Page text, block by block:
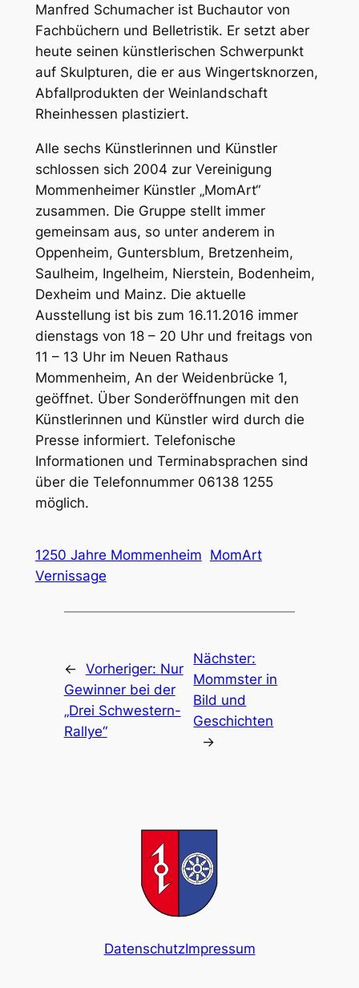
Manfred Schumacher ist Buchautor von
Fachbüchern und Belletristik. Er setzt aber
heute seinen künstlerischen Schwerpunkt
auf Skulpturen, die er aus Wingertsknorzen,
Abfallprodukten der Weinlandschaft
Rheinhessen plastiziert.
Alle sechs Künstlerinnen und Künstler
schlossen sich 2004 zur Vereinigung
Mommenheimer Künstler „MomArt“
zusammen. Die Gruppe stellt immer
gemeinsam aus, so unter anderem in
Oppenheim, Guntersblum, Bretzenheim,
Saulheim, Ingelheim, Nierstein, Bodenheim,
Dexheim und Mainz. Die aktuelle
Ausstellung ist bis zum 16.11.2016 immer
dienstags von 18 – 20 Uhr und freitags von
11 – 13 Uhr im Neuen Rathaus
Mommenheim, An der Weidenbrücke 1,
geöffnet. Über Sonderöffnungen mit den
Künstlerinnen und Künstler wird durch die
Presse informiert. Telefonische
Informationen und Terminabsprachen sind
über die Telefonnummer 06138 1255
möglich.
1250 Jahre Mommenheim MomArt
Vernissage
← Vorheriger: Nur
Gewinner bei der
„Drei Schwestern-
Rallye“
Nächster:
Mommster in
Bild und
Geschichten
→
DatenschutzImpressum